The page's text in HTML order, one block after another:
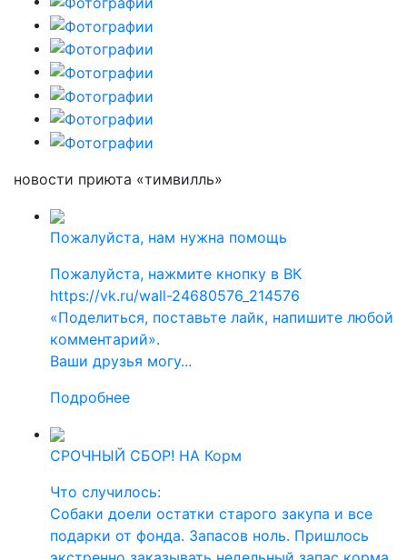
новости приюта «тимвилль»
Пожалуйста, нам нужна помощь
Пожалуйста, нажмите кнопку в ВК
https://vk.ru/wall-24680576_214576
«Поделиться, поставьте лайк, напишите любой
комментарий».
Ваши друзья могу...
Подробнее
СРОЧНЫЙ СБОР! НА Корм
Что случилось:
Собаки доели остатки старого закупа и все
подарки от фонда. Запасов ноль. Пришлось